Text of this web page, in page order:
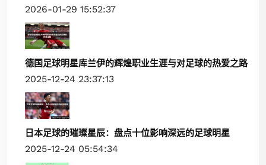
2026-01-29 15:52:37
德国足球明星库兰伊的辉煌职业生涯与对足球的热爱之路
2025-12-24 23:37:13
日本足球的璀璨星辰：盘点十位影响深远的足球明星
2025-12-24 05:54:34